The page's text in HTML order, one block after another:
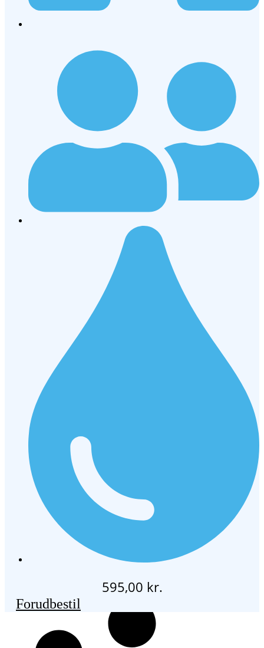
595,00 kr.
Forudbestil